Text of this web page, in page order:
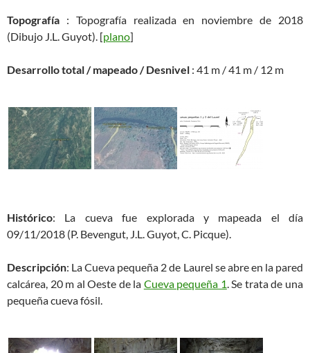
Topografía : Topografía realizada en noviembre de 2018
(Dibujo J.L. Guyot). [plano]
Desarrollo total / mapeado / Desnivel : 41 m / 41 m / 12 m
Histórico: La cueva fue explorada y mapeada el día
09/11/2018 (P. Bevengut, J.L. Guyot, C. Picque).
Descripción: La Cueva pequeña 2 de Laurel se abre en la pared
calcárea, 20 m al Oeste de la Cueva pequeña 1. Se trata de una
pequeña cueva fósil.